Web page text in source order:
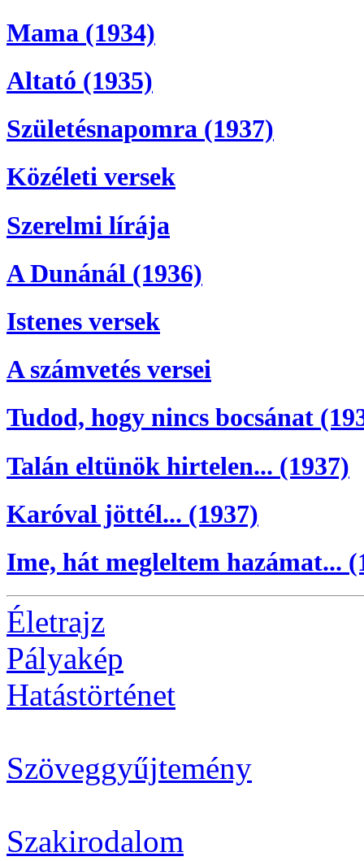
Mama (1934)
Altató (1935)
Születésnapomra (1937)
Közéleti versek
Szerelmi lírája
A Dunánál (1936)
Istenes versek
A számvetés versei
Tudod, hogy nincs bocsánat
Talán eltünök hirtelen... (1937)
Karóval jöttél... (1937)
Ime, hát megleltem hazámat...
Életrajz
Pályakép
Hatástörténet
Szöveggyűjtemény
Szakirodalom